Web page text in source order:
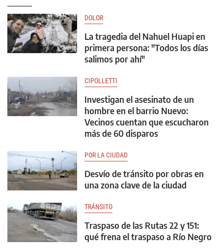
DOLOR
La tragedia del Nahuel Huapi en
primera persona: "Todos los días
salimos por ahí"
CIPOLLETTI
Investigan el asesinato de un
hombre en el barrio Nuevo:
Vecinos cuentan que escucharon
más de 60 disparos
POR LA CIUDAD
Desvío de tránsito por obras en
una zona clave de la ciudad
TRÁNSITO
Traspaso de las Rutas 22 y 151:
qué frena el traspaso a Río Negro